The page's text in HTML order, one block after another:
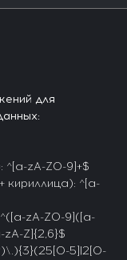
для
^[a-zA-Z0-9]+$
кириллица): ^[а-
zA-Z0-9]([a-
Z]{2,6}$
5]|2[0-